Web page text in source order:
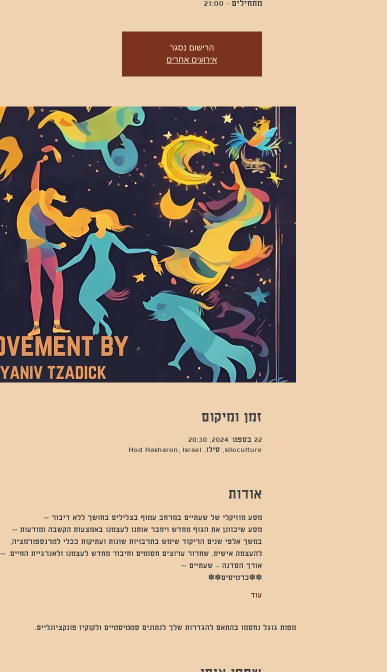
מתחילים - 21:00
הרישום נסגר
אירועים אחרים
זמן ומיקום
22 בספט׳ 2024, 20:30
siloculture, סילו, Hod Hasharon, Israel
אודות
מסע מוזיקלי של שעתיים במרחב עטוף בצלילים בחושך ללא דיבור ~
מסע שיכוונן את הגוף מחדש ויחבר אותנו לעצמנו באמצעות הקשבה ומודעות ~
במשך אלפי שנים הריקוד שימש בתרבויות שונות ועתיקות ככלי לטרנספורמציה,
להעצמה אישית, שחרור ערוצים חסומים וחיבור מחדש לעצמנו ולאנרגיית החיים. ~
אורך הסדנה – שעתיים ~
✽✽כרטיסים✽✽
עוד
מפות גוגל נחסמו בהתאם להגדרות שלך לנתונים סטטיסטיים ולקוקיז פונקציונליים.